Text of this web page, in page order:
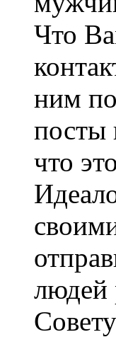
Что
ним
посты
что
людей